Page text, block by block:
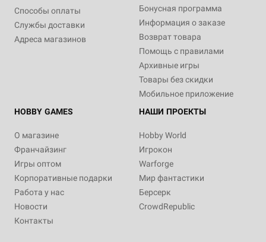
Способы оплаты
Службы доставки
Адреса магазинов
Бонусная программа
Информация о заказе
Возврат товара
Помощь с правилами
Архивные игры
Товары без скидки
Мобильное приложение
HOBBY GAMES
О магазине
Франчайзинг
Игры оптом
Корпоративные подарки
Работа у нас
Новости
Контакты
НАШИ ПРОЕКТЫ
Hobby World
Игрокон
Warforge
Мир фантастики
Берсерк
CrowdRepublic